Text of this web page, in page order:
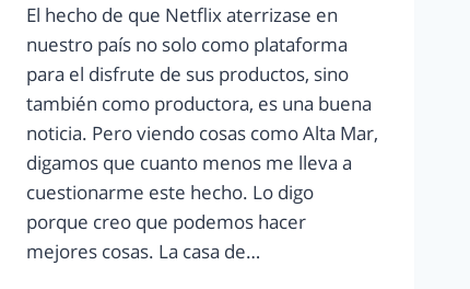
El hecho de que Netflix aterrizase en
nuestro país no solo como plataforma
para el disfrute de sus productos, sino
también como productora, es una buena
noticia. Pero viendo cosas como Alta Mar,
digamos que cuanto menos me lleva a
cuestionarme este hecho. Lo digo
porque creo que podemos hacer
mejores cosas. La casa de…